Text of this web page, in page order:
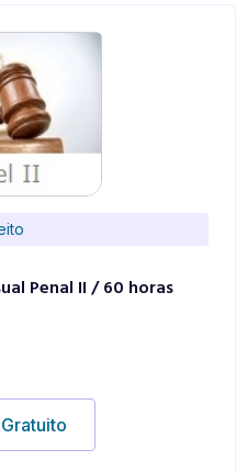
Penal II / 60 horas